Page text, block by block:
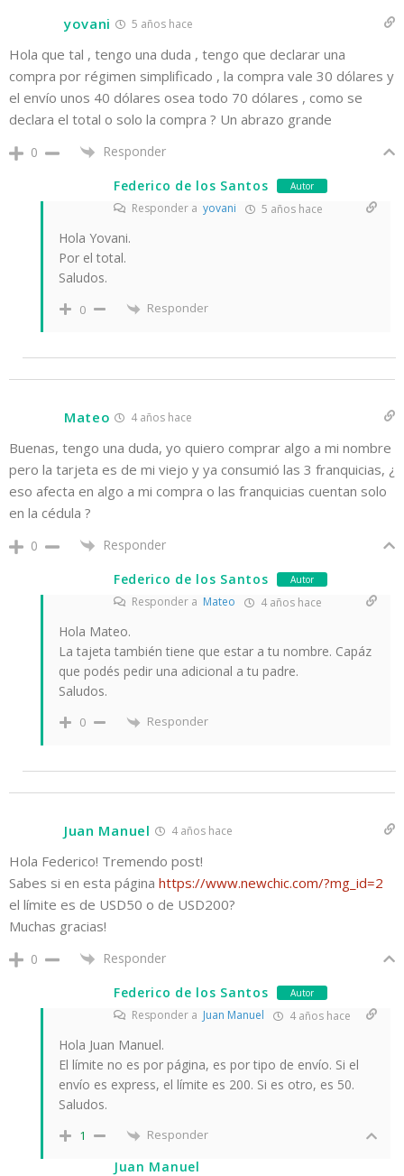
yovani 5 años hace
Hola que tal , tengo una duda , tengo que declarar una
compra por régimen simplificado , la compra vale 30 dólares y
el envío unos 40 dólares osea todo 70 dólares , como se
declara el total o solo la compra ? Un abrazo grande
0 Responder
Federico de los Santos Autor
Responder a yovani 5 años hace
Hola Yovani.
Por el total.
Saludos.
0 Responder
Mateo 4 años hace
Buenas, tengo una duda, yo quiero comprar algo a mi nombre
pero la tarjeta es de mi viejo y ya consumió las 3 franquicias, ¿
eso afecta en algo a mi compra o las franquicias cuentan solo
en la cédula ?
0 Responder
Federico de los Santos Autor
Responder a Mateo 4 años hace
Hola Mateo.
La tajeta también tiene que estar a tu nombre. Capáz
que podés pedir una adicional a tu padre.
Saludos.
0 Responder
Juan Manuel 4 años hace
Hola Federico! Tremendo post!
Sabes si en esta página https://www.newchic.com/?mg_id=2
el límite es de USD50 o de USD200?
Muchas gracias!
0 Responder
Federico de los Santos Autor
Responder a Juan Manuel 4 años hace
Hola Juan Manuel.
El límite no es por página, es por tipo de envío. Si el
envío es express, el límite es 200. Si es otro, es 50.
Saludos.
1 Responder
Juan Manuel